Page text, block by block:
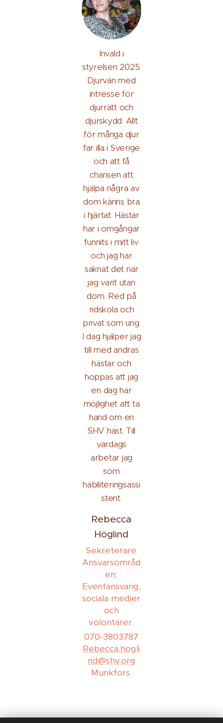
Invald i
styrelsen 2025.
Djurvän med
intresse för
djurrätt och
djurskydd. Allt
för många djur
far illa i Sverige
och att få
chansen att
hjälpa några av
dom känns bra
i hjärtat. Hästar
har i omgångar
funnits i mitt liv
och jag har
saknat det när
jag varit utan
dom. Red på
ridskola och
privat som ung.
I dag hjälper jag
till med andras
hästar och
hoppas att jag
en dag har
möjlighet att ta
hand om en
SHV häst. Till
vardags
arbetar jag
som
habiliteringsassi
stent.
Rebecca
Höglind
Sekreterare
Ansvarsområd
en:
Eventansvarig,
sociala medier
och
volontärer.
070-3803787
Rebecca.hogli
nd@shv.org
Munkfors.